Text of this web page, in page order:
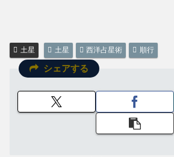
土星 土星 西洋占星術 順行
シェアする